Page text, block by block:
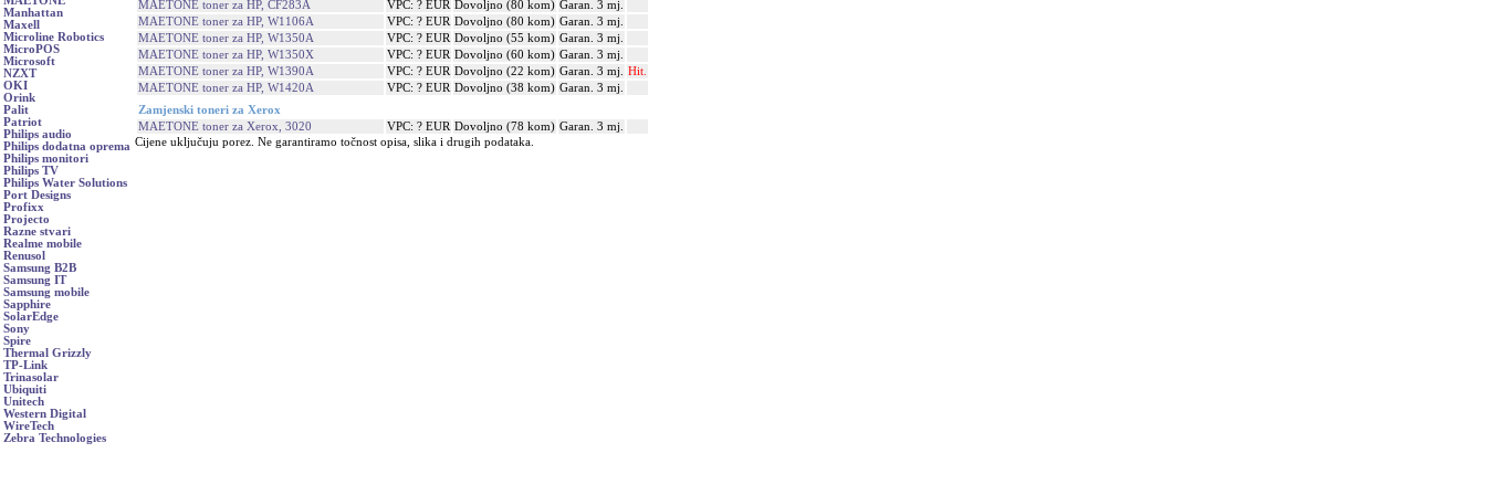
Manhattan
Maxell
Microline Robotics
MicroPOS
Microsoft
NZXT
OKI
Orink
Palit
Patriot
Philips audio
Philips dodatna oprema
Philips monitori
Philips TV
Philips Water Solutions
Port Designs
Profixx
Projecto
Razne stvari
Realme mobile
Renusol
Samsung B2B
Samsung IT
Samsung mobile
Sapphire
SolarEdge
Sony
Spire
Thermal Grizzly
TP-Link
Trinasolar
Ubiquiti
Unitech
Western Digital
WireTech
Zebra Technologies
MAETONE toner za HP, CF283A VPC: ? EUR Dovoljno (80 kom) Garan. 3 mj.
MAETONE toner za HP, W1106A
VPC: ? EUR Dovoljno (80 kom) Garan. 3 mj.
MAETONE toner za HP, W1350A
VPC: ? EUR Dovoljno (55 kom) Garan. 3 mj.
MAETONE toner za HP, W1350X
VPC: ? EUR Dovoljno (60 kom) Garan. 3 mj.
MAETONE toner za HP, W1390A
VPC: ? EUR Dovoljno (22 kom) Garan. 3 mj.
Hit.
MAETONE toner za HP, W1420A
VPC: ? EUR Dovoljno (38 kom) Garan. 3 mj.
Zamjenski toneri za Xerox
MAETONE toner za Xerox, 3020
VPC: ? EUR Dovoljno (78 kom) Garan. 3 mj.
Cijene uključuju porez. Ne garantiramo točnost opisa, slika i drugih podataka.